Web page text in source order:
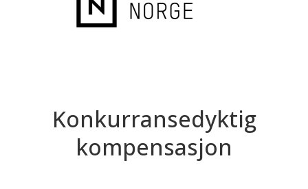
Konkurransedyktig
kompensasjon